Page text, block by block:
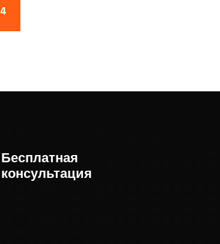
4
Бесплатная
консультация